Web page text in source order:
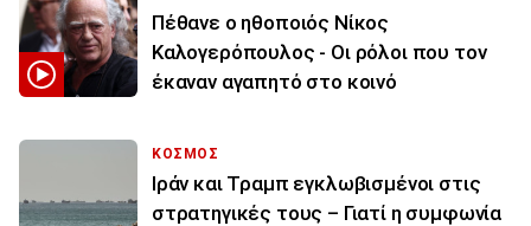
Πέθανε ο ηθοποιός Νίκος
Καλογερόπουλος - Οι ρόλοι που τον
έκαναν αγαπητό στο κοινό
ΚΟΣΜΟΣ
Ιράν και Τραμπ εγκλωβισμένοι στις
στρατηγικές τους – Γιατί η συμφωνία